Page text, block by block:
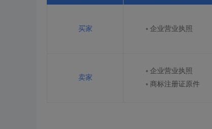
买家 企业营业执照
卖家
企业营业执照
商标注册证原件